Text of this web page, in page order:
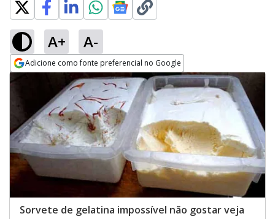
A+ A-
Adicione como fonte preferencial no Google
Opens in new window
Sorvete de gelatina impossível não gostar veja